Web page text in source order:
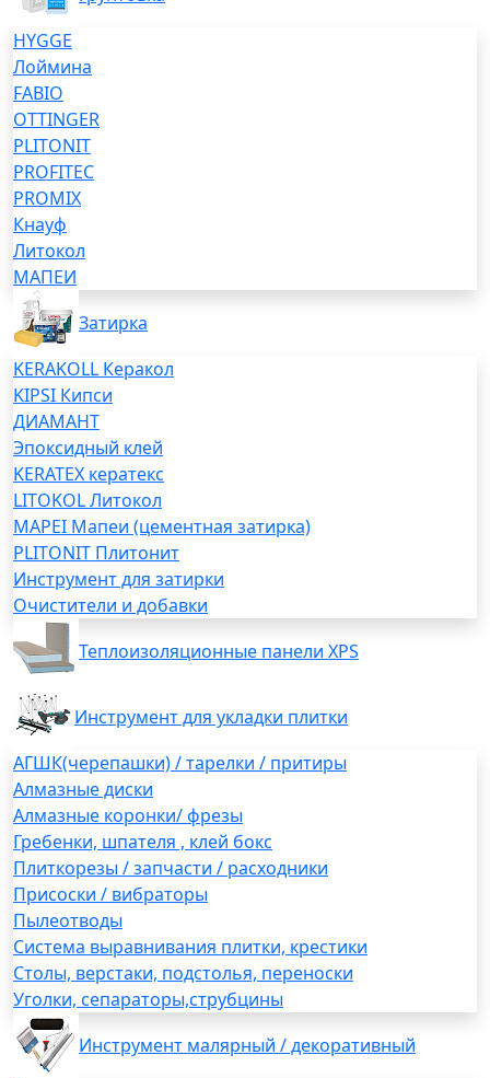
HYGGE
Лоймина
FABIO
OTTINGER
PLITONIT
PROFITEC
PROMIX
Кнауф
Литокол
МАПЕИ
Затирка
KERAKOLL Керакол
KIPSI Кипси
ДИАМАНТ
Эпоксидный клей
KERATEX кератекс
LITOKOL Литокол
MAPEI Мапеи (цементная затирка)
PLITONIT Плитонит
Инструмент для затирки
Очистители и добавки
Теплоизоляционные панели XPS
Инструмент для укладки плитки
АГШК(черепашки) / тарелки / притиры
Алмазные диски
Алмазные коронки/ фрезы
Гребенки, шпателя , клей бокс
Плиткорезы / запчасти / расходники
Присоски / вибраторы
Пылеотводы
Система выравнивания плитки, крестики
Столы, верстаки, подстолья, переноски
Уголки, сепараторы,струбцины
Инструмент малярный / декоративный